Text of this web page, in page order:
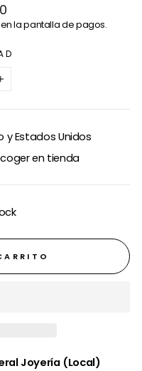
la pantalla de pagos.
+
y Estados Unidos
en tienda
Joyería (Local)